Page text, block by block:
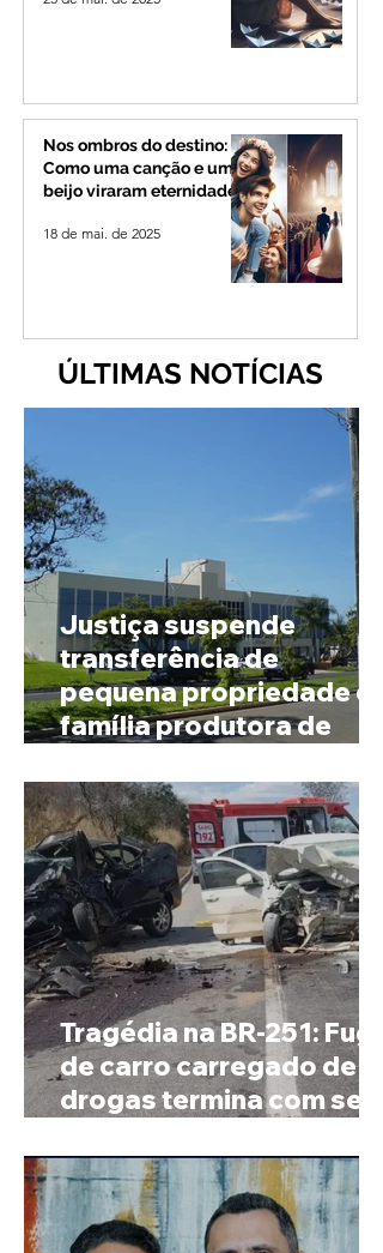
Nos ombros do destino:
Como uma canção e um
beijo viraram eternidade
18 de mai. de 2025
ÚLTIMAS NOTÍCIAS
Justiça suspende
transferência de
pequena propriedade de
família produtora de
Tragédia na BR-251: Fuga
de carro carregado de
drogas termina com sete